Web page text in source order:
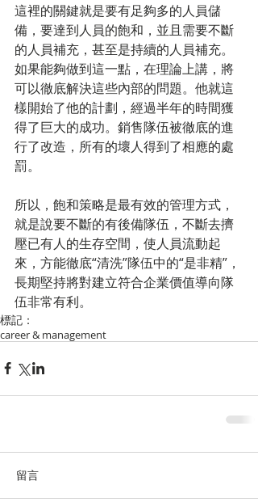
這裡的關鍵就是要有足夠多的人員儲
備，要達到人員的飽和，並且需要不斷
的人員補充，甚至是持續的人員補充。
如果能夠做到這一點，在理論上講，將
可以徹底解決這些內部的問題。他就這
樣開始了他的計劃，經過半年的時間獲
得了巨大的成功。銷售隊伍被徹底的進
行了改造，所有的壞人得到了相應的處
罰。
所以，飽和策略是最有效的管理方式，
就是說要不斷的有後備隊伍，不斷去擠
壓已有人的生存空間，使人員流動起
來，方能徹底“清洗”隊伍中的“是非精”，
長期堅持將對建立符合企業價值導向隊
伍非常有利。
標記：
career & management
留言